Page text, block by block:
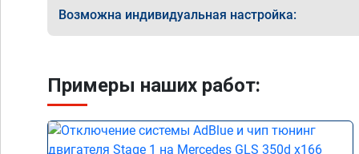
Возможна индивидуальная настройка:
Примеры наших работ: